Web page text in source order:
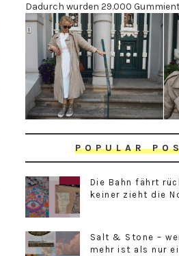
Dadurch wurden 29.000
POPULAR
Die Bahn fährt
keiner zieht die
Salt & Stone –
mehr ist als nur